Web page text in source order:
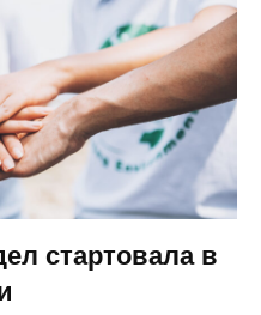
стартовала в